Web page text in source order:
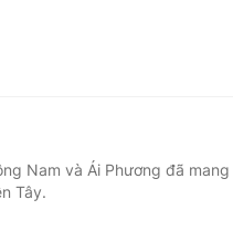
Nam và Ái Phương đã mang
Tây.